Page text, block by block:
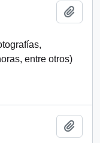
entre otros)